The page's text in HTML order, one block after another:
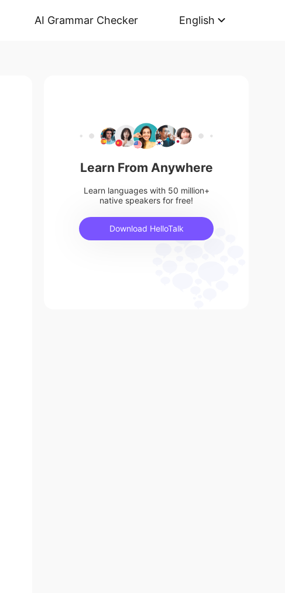
AI Grammar Checker English
Learn From Anywhere
Learn languages with 50 million+
native speakers for free!
Download HelloTalk